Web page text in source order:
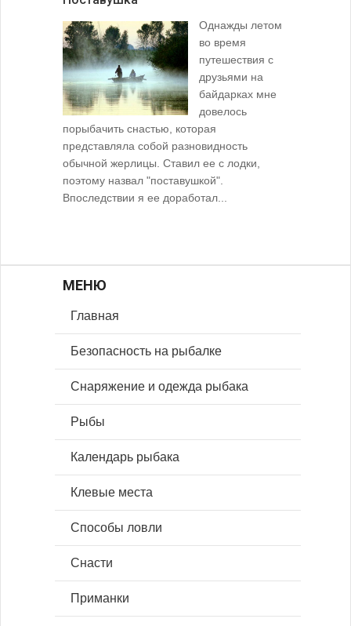
Однажды летом
во время
путешествия с
друзьями на
байдарках мне
довелось
порыбачить снастью, которая
представляла собой разновидность
обычной жерлицы. Ставил ее с лодки,
поэтому назвал "поставушкой".
Впоследствии я ее доработал...
МЕНЮ
Главная
Безопасность на рыбалке
Снаряжение и одежда рыбака
Рыбы
Календарь рыбака
Клевые места
Способы ловли
Снасти
Приманки